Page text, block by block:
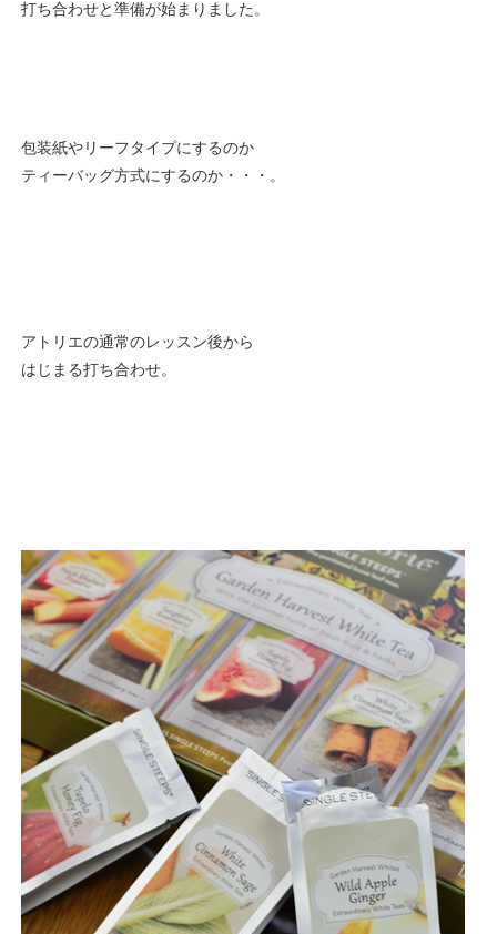
打ち合わせと準備が始まりました。
包装紙やリーフタイプにするのか
ティーバッグ方式にするのか・・・。
アトリエの通常のレッスン後から
はじまる打ち合わせ。